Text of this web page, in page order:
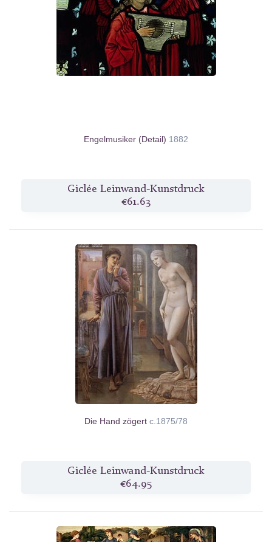
Engelmusiker (Detail) 1882
Giclée Leinwand-Kunstdruck
€61.63
Die Hand zögert c.1875/78
Giclée Leinwand-Kunstdruck
€64.95